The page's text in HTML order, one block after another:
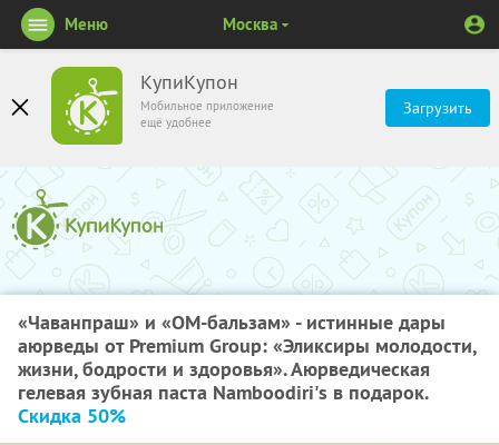
КупиКупон
Мобильное приложение
ещё удобнее
Загрузить
Меню Москва
«Чаванпраш» и «ОМ-бальзам» - истинные дары
аюрведы от Premium Group: «Эликсиры молодости,
жизни, бодрости и здоровья». Аюрведическая
гелевая зубная паста Namboodiri's в подарок.
Скидка 50%